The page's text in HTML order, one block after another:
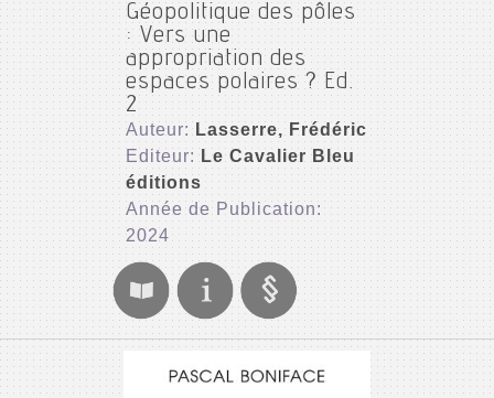
Géopolitique des pôles
: Vers une
appropriation des
espaces polaires ? Ed.
2
Auteur: Lasserre, Frédéric
Editeur: Le Cavalier Bleu
éditions
Année de Publication:
2024